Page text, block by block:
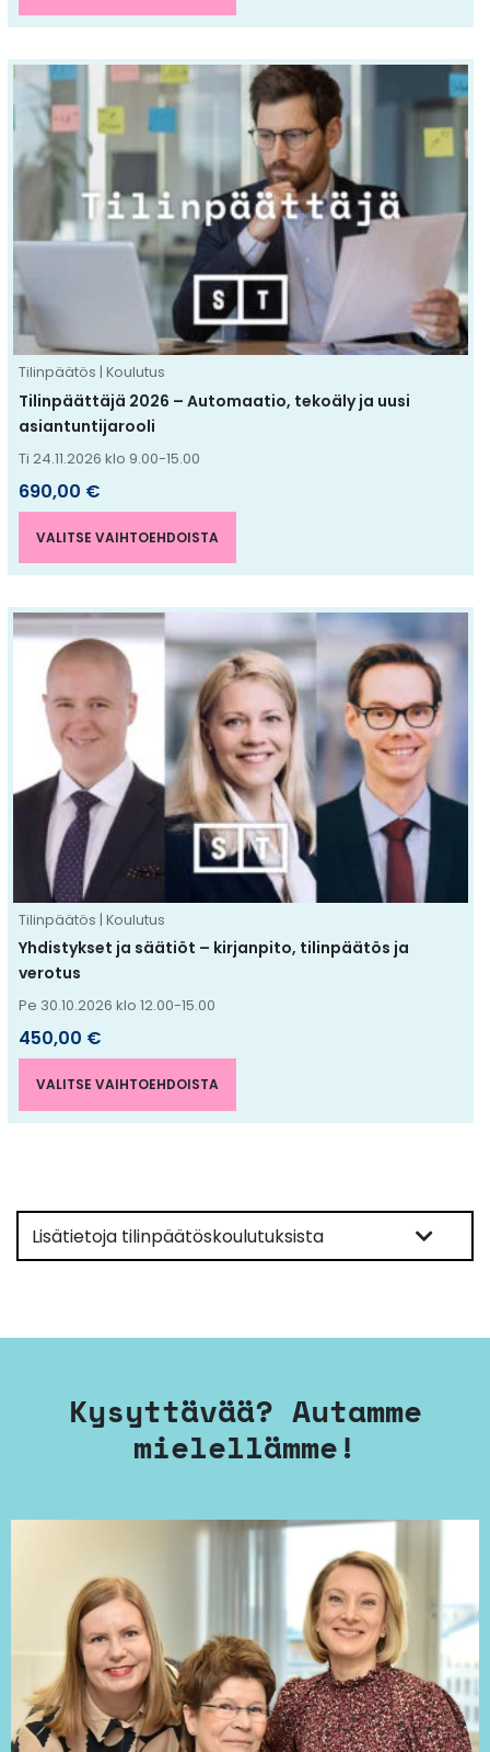
Tilinpäätös | Koulutus
Tilinpäättäjä 2026 – Automaatio, tekoäly ja uusi
asiantuntijarooli
Ti 24.11.2026 klo 9.00-15.00
690,00 €
VALITSE VAIHTOEHDOISTA
Tällä
tuotteella
on
useampi
muunnelma.
Voit
tehdä
valinnat
tuotteen
sivulla.
Tilinpäätös | Koulutus
Yhdistykset ja säätiöt – kirjanpito, tilinpäätös ja
verotus
Pe 30.10.2026 klo 12.00-15.00
450,00 €
VALITSE VAIHTOEHDOISTA
Tällä
tuotteella
on
useampi
muunnelma.
Voit
tehdä
valinnat
tuotteen
sivulla.
Lisätietoja tilinpäätöskoulutuksista
Kysyttävää? Autamme
mielellämme!